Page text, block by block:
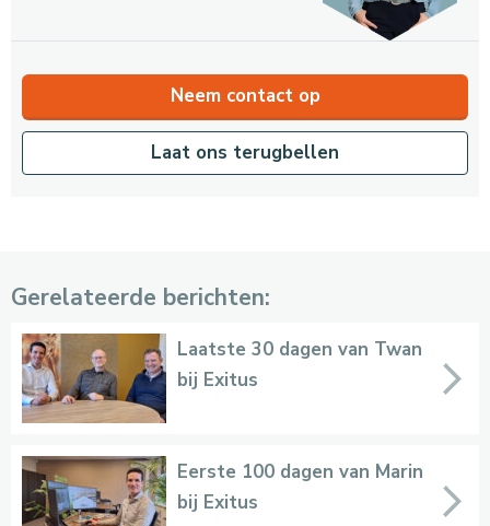
Neem contact op
Laat ons terugbellen
Gerelateerde berichten:
Laatste 30 dagen van Twan
bij Exitus
Eerste 100 dagen van Marin
bij Exitus